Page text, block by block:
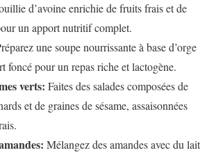
d’avoine enrichie de fruits frais et de
un apport nutritif complet.
une soupe nourrissante à base d’orge
foncé pour un repas riche et lactogène.
verts: Faites des salades composées de
et de graines de sésame, assaisonnées
Mélangez des amandes avec du lait